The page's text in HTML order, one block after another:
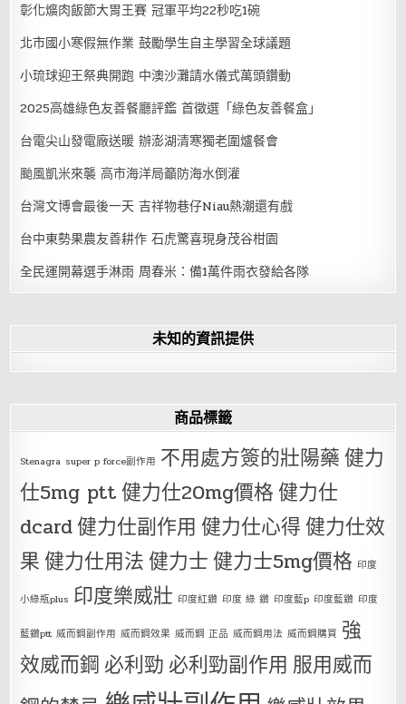
彰化爌肉飯節大胃王賽 冠軍平均22秒吃1碗
北市國小寒假無作業 鼓勵學生自主學習全球議題
小琉球迎王祭典開跑 中澳沙灘請水儀式萬頭鑽動
2025高雄綠色友善餐廳評鑑 首徵選「綠色友善餐盒」
台電尖山發電廠送暖 辦澎湖清寒獨老圍爐餐會
颱風凱米來襲 高市海洋局籲防海水倒灌
台灣文博會最後一天 吉祥物巷仔Niau熱潮還有戲
台中東勢果農友善耕作 石虎驚喜現身茂谷柑園
全民運開幕選手淋雨 周春米：備1萬件雨衣發給各隊
未知的資訊提供
商品標籤
Stenagra super p force副作用 不用處方簽的壯陽藥健力
仕5mg ptt健力仕20mg價格健力仕
dcard健力仕副作用 健力仕心得健力仕效
果健力仕用法健力士健力士5mg價格 印度
小綠瓶plus 印度樂威壯 印度紅鑽 印度 綠 鑽 印度藍p 印度藍鑽 印度
藍鑽ptt 威而鋼副作用 威而鋼效果 威而鋼 正品 威而鋼用法 威而鋼購買 強
效威而鋼 必利勁 必利勁副作用 服用威而